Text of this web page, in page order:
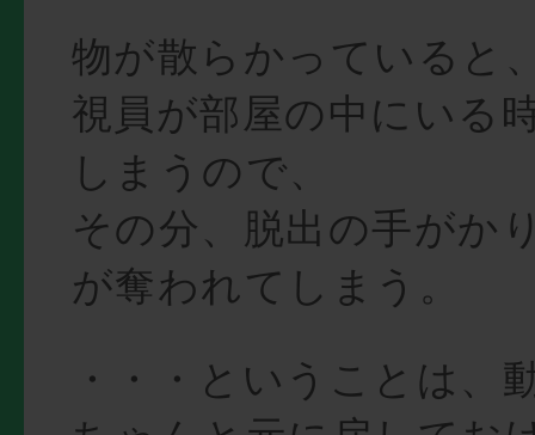
物が散らかっていると
視員が部屋の中にいる
しまうので、
その分、脱出の手がか
が奪われてしまう。
・・・ということは、